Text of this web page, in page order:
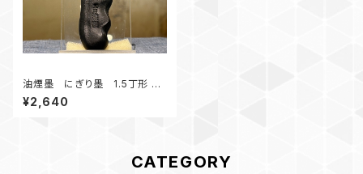
油煙墨 にぎり墨 1.5丁形 販
売部別注 箱無し 日常使いに
オススメ
¥2,640
CATEGORY